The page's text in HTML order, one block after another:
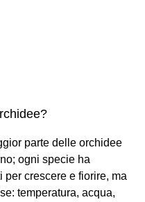
parte delle orchidee
ogni specie ha
crescere e fiorire, ma
temperatura, acqua,